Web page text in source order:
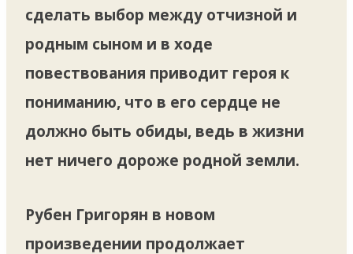
сделать выбор между отчизной и
родным сыном и в ходе
повествования приводит героя к
пониманию, что в его сердце не
должно быть обиды, ведь в жизни
нет ничего дороже родной земли.
Рубен Григорян в новом
произведении продолжает